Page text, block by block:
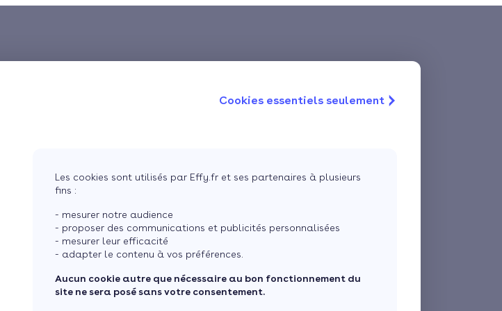
Cookies essentiels seulement
Les cookies sont utilisés par Effy.fr et ses partenaires à plusieurs
fins :
- mesurer notre audience
- proposer des communications et publicités personnalisées
- mesurer leur efficacité
- adapter le contenu à vos préférences.
Aucun cookie autre que nécessaire au bon fonctionnement du
site ne sera posé sans votre consentement.